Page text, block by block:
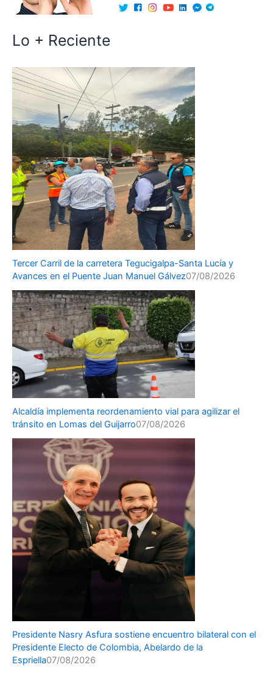
Lo + Reciente
Tercer Carril de la carretera Tegucigalpa-Santa Lucía y
Avances en el Puente Juan Manuel Gálvez07/08/2026
Alcaldía implementa reordenamiento vial para agilizar el
tránsito en Lomas del Guijarro07/08/2026
Presidente Nasry Asfura sostiene encuentro bilateral con el
Presidente Electo de Colombia, Abelardo de la
Espriella07/08/2026